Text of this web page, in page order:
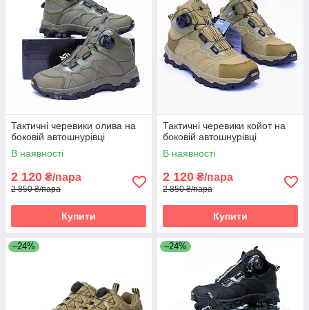
Тактичні черевики олива на
боковій автошнурівці
В наявності
2 120 ₴/пара
2 850 ₴/пара
Купити
Тактичні черевики койот на
боковій автошнурівці
В наявності
2 120 ₴/пара
2 850 ₴/пара
Купити
–24% –24%